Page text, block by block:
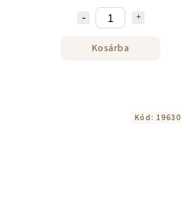
Kosárba
Kód: 19630